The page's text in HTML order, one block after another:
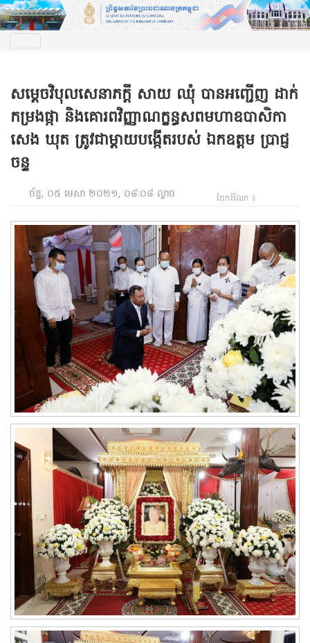
សម្តេចវិបុលសេនាភក្តី សាយ ឈុំ បានអញ្ជើញ ដាក់
កម្រងផ្កា និងគោរពវិញ្ញាណក្ខន្ធសពមហាឧបាសិកា
សេង ឃុត ត្រូវជាម្តាយបង្កើតរបស់ ឯកឧត្តម ប្រាជ្ញ
ចន្ទ
ច័ន្ទ, ០៥ មេសា ២០២១, ០៨:០៨ ល្ងាច ចែករំលែក ៖